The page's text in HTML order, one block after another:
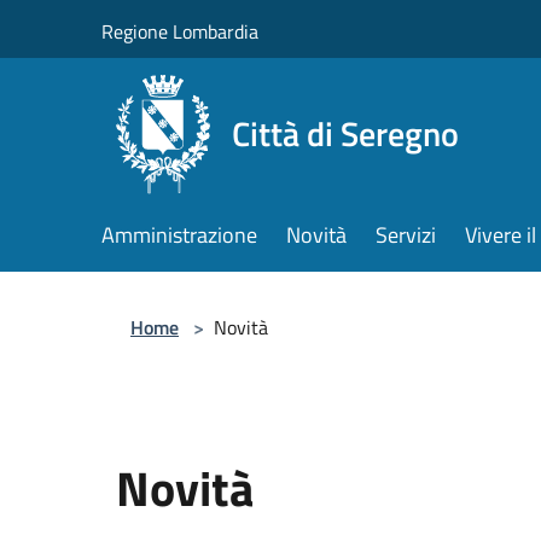
Regione Lombardia
Città di Seregno
Amministrazione Novità Servizi Vivere
Home > Novità
Novità